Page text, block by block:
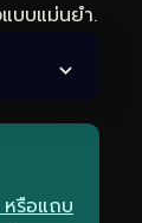
บบแม่นยำ.
หรือแถบ